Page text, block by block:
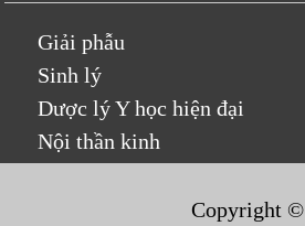
Giải phẫu
Sinh lý
Dược lý Y học hiện đại
Nội thần kinh
Copyright ©